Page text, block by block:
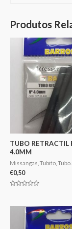
Produtos
TUBO RETRACTIL
4.0MM
Missangas, Tubito, Tubo
€0,50